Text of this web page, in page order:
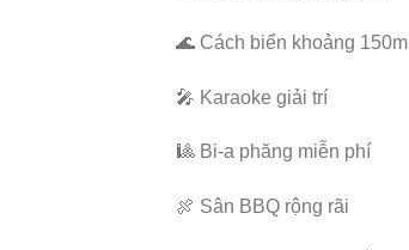
🌊 Cách biển khoảng 150m
🎤 Karaoke giải trí
🎱 Bi-a phăng miễn phí
🍖 Sân BBQ rộng rãi